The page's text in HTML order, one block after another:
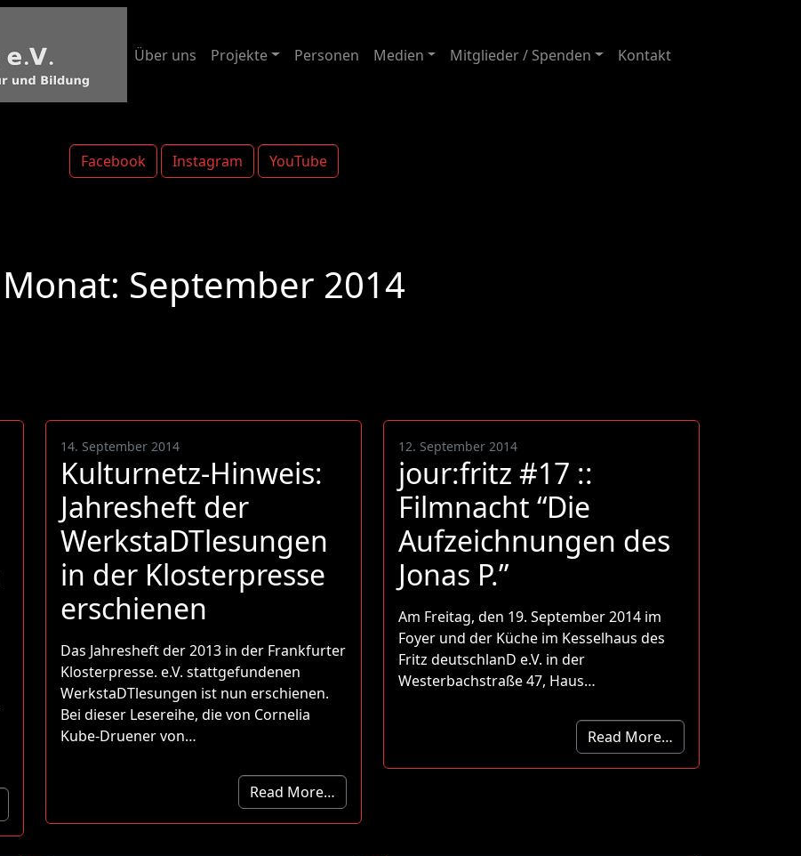
Facebook Instagram YouTube
Über uns Projekte Personen Medien Mitglieder / Spenden Kontakt
Monat: September 2014
14. September 2014
Kulturnetz-Hinweis:
Jahresheft der
WerkstaDTlesungen
in der Klosterpresse
erschienen
Das Jahresheft der 2013 in der Frankfurter
Klosterpresse. e.V. stattgefundenen
WerkstaDTlesungen ist nun erschienen.
Bei dieser Lesereihe, die von Cornelia
Kube-Druener von…
Read More…
12. September 2014
jour:fritz #17 ::
Filmnacht “Die
Aufzeichnungen des
Jonas P.”
Am Freitag, den 19. September 2014 im
Foyer und der Küche im Kesselhaus des
Fritz deutschlanD e.V. in der
Westerbachstraße 47, Haus…
Read More…